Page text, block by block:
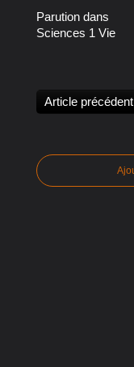
Parution dans
Sciences 1 Vie
Article précédent